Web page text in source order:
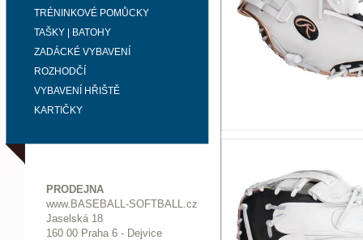
TRÉNINKOVÉ POMŮCKY
TAŠKY | BATOHY
ZADÁCKÉ VYBAVENÍ
ROZHODČÍ
VYBAVENÍ HŘIŠTĚ
KARTIČKY
PRODEJNA
www.BASEBALL-SOFTBALL.cz
Jaselská 18
160 00 Praha 6 - Dejvice